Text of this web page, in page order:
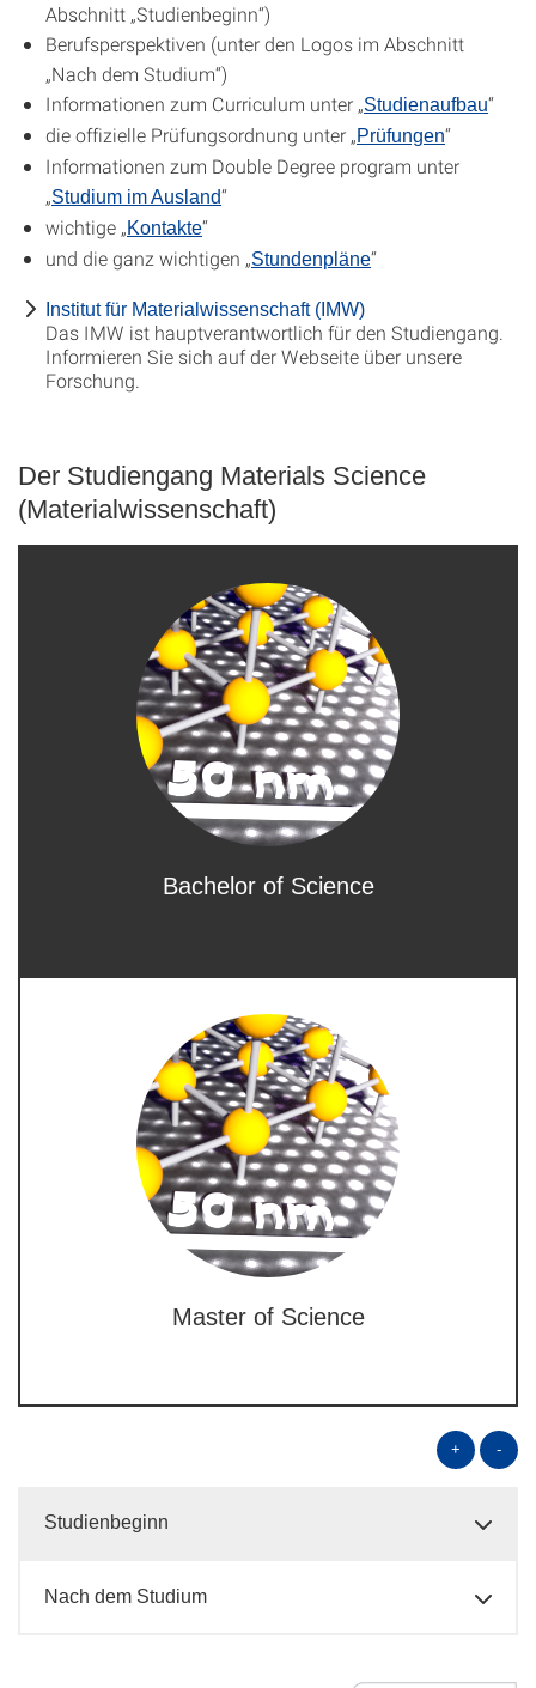
Abschnitt „Studienbeginn“)
Berufsperspektiven (unter den Logos im Abschnitt
„Nach dem Studium“)
Informationen zum Curriculum unter „Studienaufbau“
die offizielle Prüfungsordnung unter „Prüfungen“
Informationen zum Double Degree program unter
„Studium im Ausland“
wichtige „Kontakte“
und die ganz wichtigen „Stundenpläne“
Institut für Materialwissenschaft (IMW)
Das IMW ist hauptverantwortlich für den Studiengang.
Informieren Sie sich auf der Webseite über unsere
Forschung.
Der Studiengang Materials Science
(Materialwissenschaft)
Bachelor of Science
Master of Science
+ -
Studienbeginn
Nach dem Studium